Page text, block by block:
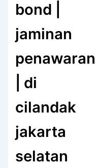
bond |
jaminan
penawaran
| di
cilandak
jakarta
selatan